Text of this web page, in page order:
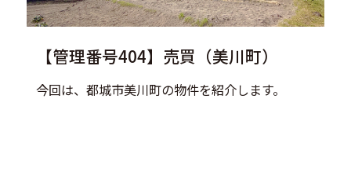
【管理番号404】売買（美川町）
今回は、都城市美川町の物件を紹介します。